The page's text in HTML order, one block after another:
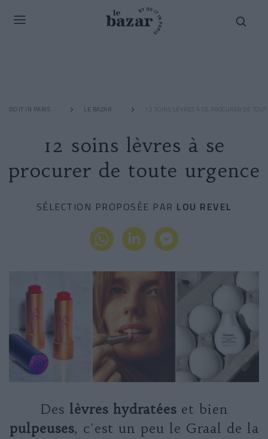
DO IT IN PARIS LE BAZAR 12 SOINS LÈVRES À SE PROCURER DE
12 soins lèvres à se
procurer de toute urgence
SÉLECTION PROPOSÉE PAR LOU REVEL
Des lèvres hydratéeset bien
pulpeuses, c'est un peu le Graal de la